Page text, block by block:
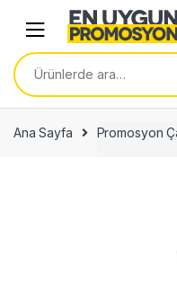
navigation
content
Ara:
Ana Sayfa Promosyon